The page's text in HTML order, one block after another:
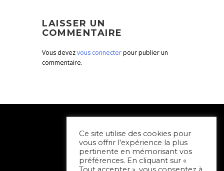
LAISSER UN
COMMENTAIRE
Vous devezvous connecterpour publier un
commentaire.
Ce site utilise des cookies pour
vous offrir l'expérience la plus
pertinente en mémorisant vos
préférences. En cliquant sur «